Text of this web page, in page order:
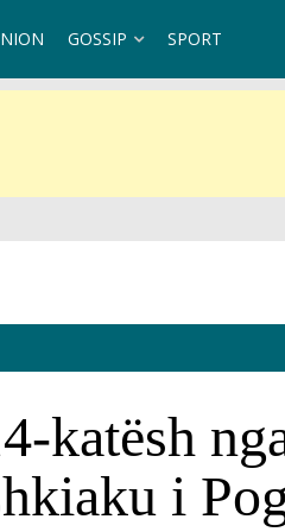
GOSSIP SPORT
katësh
i